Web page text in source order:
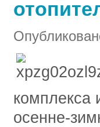
комплекса
осенне-